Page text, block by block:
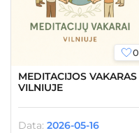
0
MEDITACIJOS VAKARAS
VILNIUJE
Data: 2026-05-16